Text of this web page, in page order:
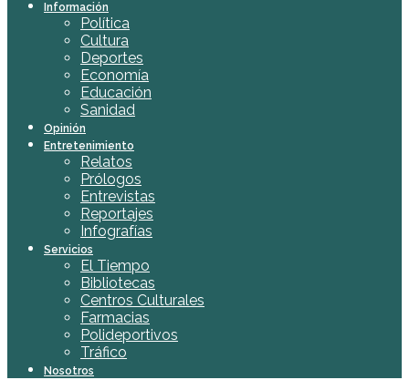
Información
Política
Cultura
Deportes
Economía
Educación
Sanidad
Opinión
Entretenimiento
Relatos
Prólogos
Entrevistas
Reportajes
Infografías
Servicios
El Tiempo
Bibliotecas
Centros Culturales
Farmacias
Polideportivos
Tráfico
Nosotros